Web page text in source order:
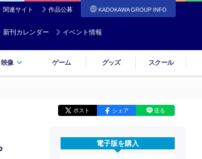
関連サイト 作品公募 KADOKAWA GROUP INFO
新刊カレンダー イベント情報
映像 ゲーム グッズ スクール
ポスト シェア 送る
電子版を購入